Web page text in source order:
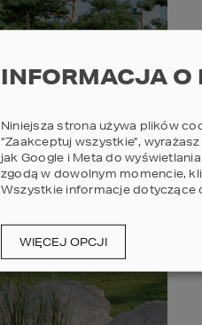
INFORMACJA O
Niniejsza strona używa plików
“Zaakceptuj wszystkie”,
jak Google i Meta do
zgodą w dowolnym momencie,
Wszystkie informacje dotyczące
WIĘCEJ OPCJI